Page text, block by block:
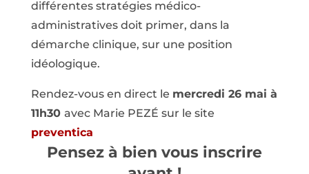
différentes stratégies médico-
administratives doit primer, dans la
démarche clinique, sur une position
idéologique.
Rendez-vous en direct le mercredi 26 mai à
11h30 avec Marie PEZÉ sur le site
preventica
Pensez à bien vous inscrire